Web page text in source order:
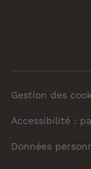
Gestion des
Accessibilité :
Données